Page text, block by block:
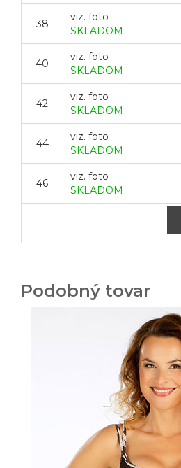
38
viz. foto
SKLADOM
40
viz. foto
SKLADOM
42
viz. foto
SKLADOM
44
viz. foto
SKLADOM
46
viz. foto
SKLADOM
Podobný tovar